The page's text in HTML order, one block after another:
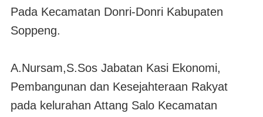
Pada Kecamatan Donri-Donri Kabupaten
Soppeng.
A.Nursam,S.Sos Jabatan Kasi Ekonomi,
Pembangunan dan Kesejahteraan Rakyat
pada kelurahan Attang Salo Kecamatan